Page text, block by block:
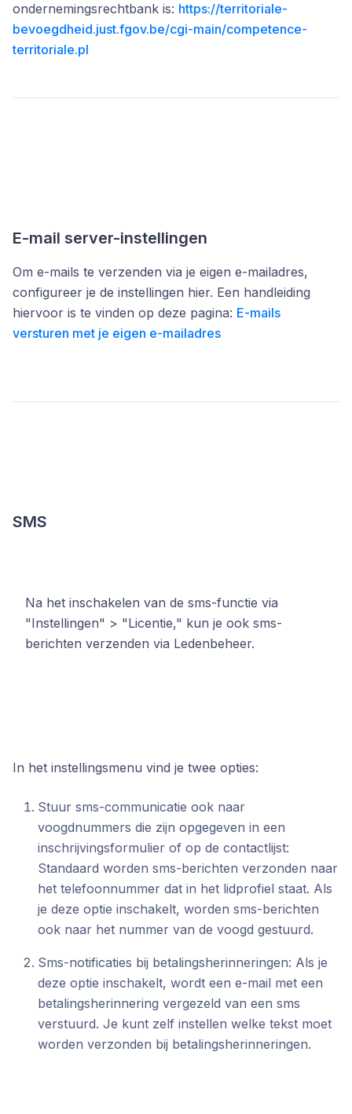
ondernemingsrechtbank is: https://territoriale-
bevoegdheid.just.fgov.be/cgi-main/competence-
territoriale.pl
E-mail server-instellingen
Om e-mails te verzenden via je eigen e-mailadres,
configureer je de instellingen hier. Een handleiding
hiervoor is te vinden op deze pagina: E-mails
versturen met je eigen e-mailadres
SMS
Na het inschakelen van de sms-functie via
"Instellingen" > "Licentie," kun je ook sms-
berichten verzenden via Ledenbeheer.
In het instellingsmenu vind je twee opties:
Stuur sms-communicatie ook naar
voogdnummers die zijn opgegeven in een
inschrijvingsformulier of op de contactlijst:
Standaard worden sms-berichten verzonden naar
het telefoonnummer dat in het lidprofiel staat. Als
je deze optie inschakelt, worden sms-berichten
ook naar het nummer van de voogd gestuurd.
Sms-notificaties bij betalingsherinneringen: Als je
deze optie inschakelt, wordt een e-mail met een
betalingsherinnering vergezeld van een sms
verstuurd. Je kunt zelf instellen welke tekst moet
worden verzonden bij betalingsherinneringen.